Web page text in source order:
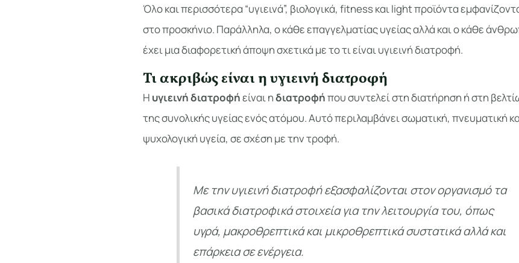
Όλo και περισσότερα “υγιεινά”, βιολογικά, fitness και light προϊόντα
στο προσκήνιο. Παράλληλα, ο κάθε επαγγελματίας υγείας αλλά και ο κάθε
έχει μια διαφορετική άποψη σχετικά με το τι είναι υγιεινή διατροφή.
Τι ακριβώς είναι η υγιεινή διατροφή
H υγιεινή διατροφήείναι ηδιατροφήπου συντελεί στη διατήρηση ή στη
της συνολικής υγείας ενός ατόμου. Αυτό περιλαμβάνει σωματική, πνευματική
ψυχολογική υγεία, σε σχέση με την τροφή.
Με την υγιεινή διατροφή εξασφαλίζονται στον οργανισμό τα
βασικά διατροφικά στοιχεία για την λειτουργία του, όπως
υγρά, μακροθρεπτικά και μικροθρεπτικά συστατικά αλλά και
επάρκεια σε ενέργεια.